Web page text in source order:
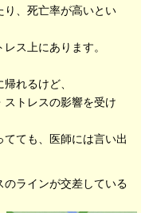
り、死亡率が高いとい
ス上にあります。
れるけど、
ストレスの影響を受け
ても、医師には言い出
ラインが交差している